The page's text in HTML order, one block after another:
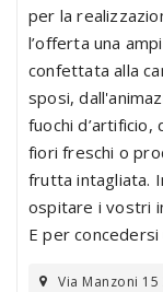
per la
l’offerta una
confettata alla
sposi,
fuochi
fiori freschi o
frutta intagliata.
ospitare i vostri
E per concedersi
Via Manzoni 15